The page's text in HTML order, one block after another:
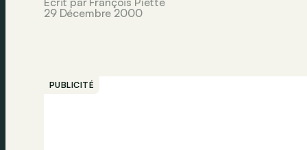
29 Décembre 2000
PUBLICITÉ